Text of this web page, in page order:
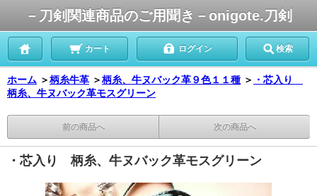
－刀剣関連商品のご用聞き－onigote.刀剣
カート ログイン 検索
ホーム ＞柄糸牛革 ＞柄糸、牛ヌバック革９色１１種 ＞ ・芯入り
柄糸、牛ヌバック革モスグリーン
前の商品へ 次の商品へ
・芯入り 柄糸、牛ヌバック革モスグリーン